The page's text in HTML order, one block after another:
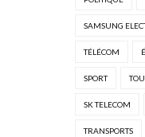
SAMSUNG
TÉLÉCOM
SPORT
SK TELECOM
TRANSPORTS